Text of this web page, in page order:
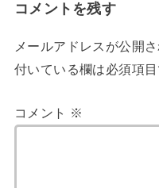
コメントを残す
メールアドレスが公開
付いている欄は必須項
コメント ※